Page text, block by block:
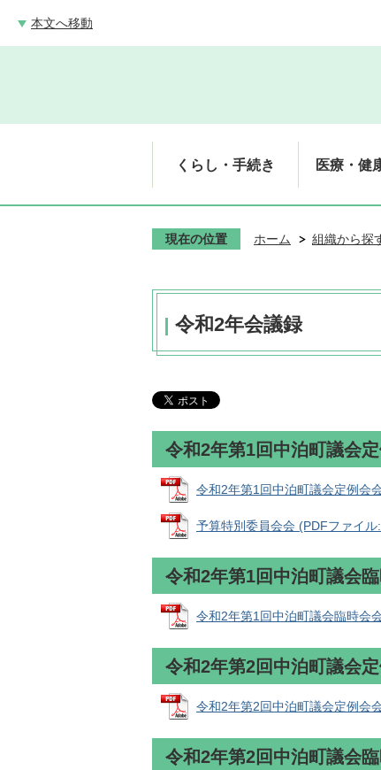
本文へ移動
くらし・手続き 医療・健
現在の位置 ホーム 組織から探
令和2年会議録
令和2年第1回中泊町議会
令和2年第1回中泊町議会定例会
予算特別委員会会 (PDFファイル
令和2年第1回中泊町議会
令和2年第1回中泊町議会臨時会
令和2年第2回中泊町議会
令和2年第2回中泊町議会定例会
令和2年第2回中泊町議会